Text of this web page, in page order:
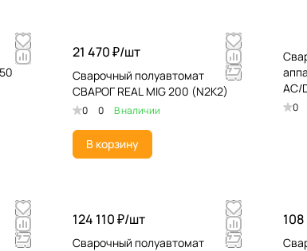
21 470 ₽/шт
Сварочный полуавтомат
СВАРОГ REAL MIG 200 (N2K2)
0 0 В наличии
В корзину
AC/
0
124 110 ₽/шт
Сварочный полуавтомат